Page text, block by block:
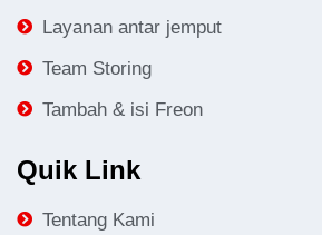
Layanan antar jemput
Team Storing
Tambah & isi Freon
Quik Link
Tentang Kami